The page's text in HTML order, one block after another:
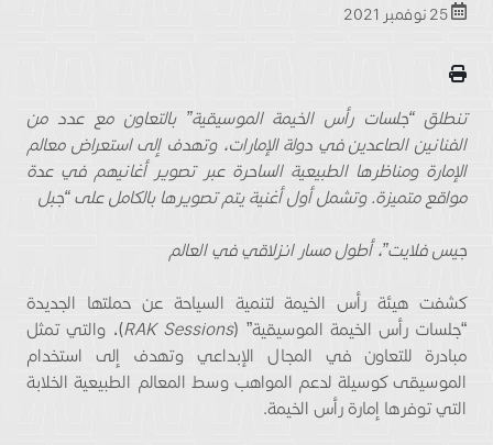
تنطلق “جلسات رأس الخيمة الموسيقية” بالتعاون مع عدد من
الفنانين الصاعدين في دولة الإمارات، وتهدف إلى استعراض معالم
الإمارة ومناظرها الطبيعية الساحرة عبر تصوير أغانيهم في عدة
مواقع متميزة. وتشمل أول أغنية يتم تصويرها بالكامل على “جبل
جيس فلايت”، أطول مسار انزلاقي في العالم
كشفت هيئة رأس الخيمة لتنمية السياحة عن حملتها الجديدة
“جلسات رأس الخيمة الموسيقية” (RAK Sessions)، والتي تمثل
مبادرة للتعاون في المجال الإبداعي وتهدف إلى استخدام
الموسيقى كوسيلة لدعم المواهب وسط المعالم الطبيعية الخلابة
التي توفرها إمارة رأس الخيمة.